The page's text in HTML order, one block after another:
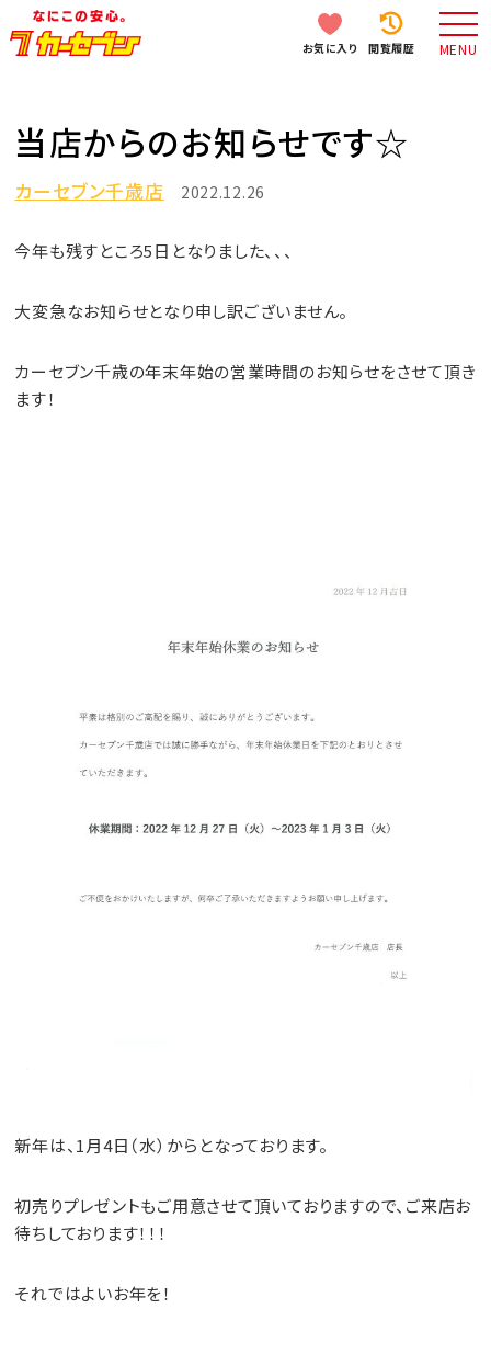
お気に入り 閲覧履歴 MENU
当店からのお知らせです☆
カーセブン千歳店 2022.12.26
今年も残すところ5日となりました、、、
大変急なお知らせとなり申し訳ございません。
カーセブン千歳の年末年始の営業時間のお知らせをさせて頂き
ます！
新年は、1月4日（水）からとなっております。
初売りプレゼントもご用意させて頂いておりますので、ご来店お
待ちしております！！！
それではよいお年を！